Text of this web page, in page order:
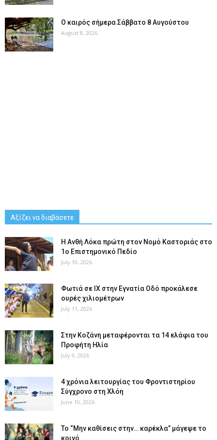
Ο καιρός σήμερα Σάββατο 8 Αυγούστου
August 8, 2026
Αξίζει να διαβάσετε
Η Ανθή Λόκα πρώτη στον Νομό Καστοριάς στο
1ο Επιστημονικό Πεδίο
July 10, 2026
Φωτιά σε ΙΧ στην Εγνατία Οδό προκάλεσε
ουρές χιλιομέτρων
July 11, 2026
Στην Κοζάνη μεταφέρονται τα 14 ελάφια του
Προφήτη Ηλία
July 9, 2026
4 χρόνια λειτουργίας του Φροντιστηρίου
Σύγχρονο στη Χλόη
June 10, 2026
Το “Μην καθίσεις στην… καρέκλα” μάγεψε το
κοινό